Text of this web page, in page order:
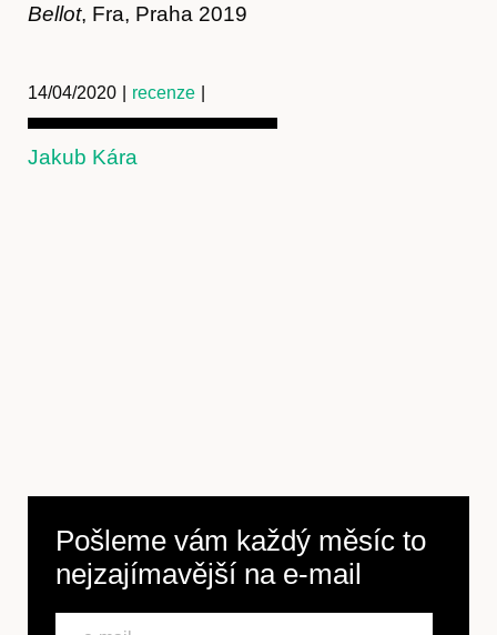
Bellot, Fra, Praha 2019
14/04/2020 recenze
Jakub Kára
Pošleme vám každý měsíc to
nejzajímavější na e-mail